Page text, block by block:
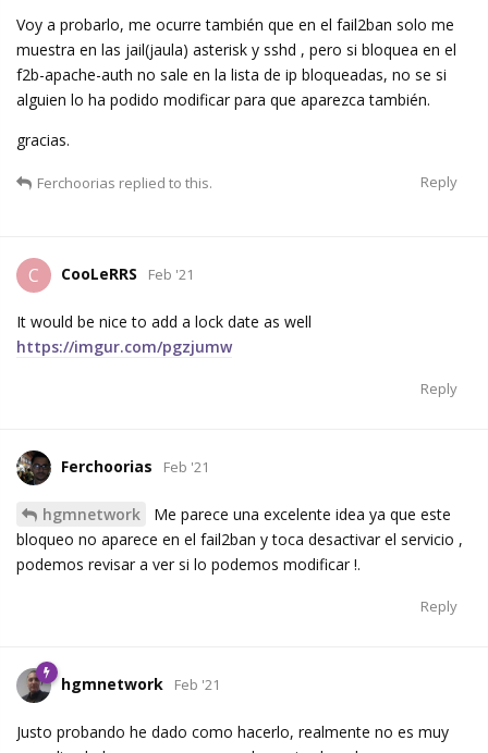
Voy a probarlo, me ocurre también que en el fail2ban solo me
muestra en las jail(jaula) asterisk y sshd , pero si bloquea en el
f2b-apache-auth no sale en la lista de ip bloqueadas, no se si
alguien lo ha podido modificar para que aparezca también.
gracias.
Reply
Ferchoorias replied to this.
C CooLeRRS Feb '21
It would be nice to add a lock date as well
https://imgur.com/pgzjumw
Reply
Ferchoorias Feb '21
hgmnetwork
Me parece una excelente idea ya que este
bloqueo no aparece en el fail2ban y toca desactivar el servicio ,
podemos revisar a ver si lo podemos modificar !.
Reply
hgmnetwork Feb '21
Justo probando he dado como hacerlo, realmente no es muy